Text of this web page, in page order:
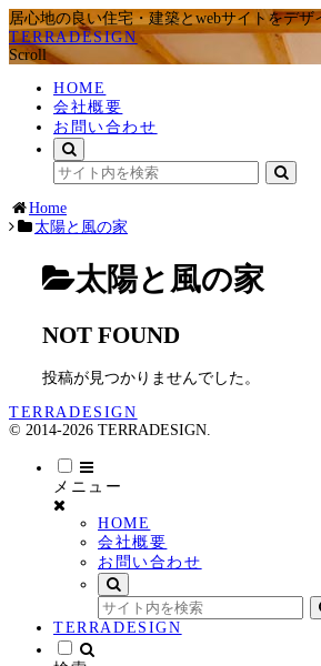
居心地の良い住宅・建築とwebサイトをデザ
TERRADESIGN
Scroll
HOME
会社概要
お問い合わせ
Home
太陽と風の家
太陽と風の家
NOT FOUND
投稿が見つかりませんでした。
TERRADESIGN
© 2014-2026 TERRADESIGN.
メニュー
HOME
会社概要
お問い合わせ
TERRADESIGN